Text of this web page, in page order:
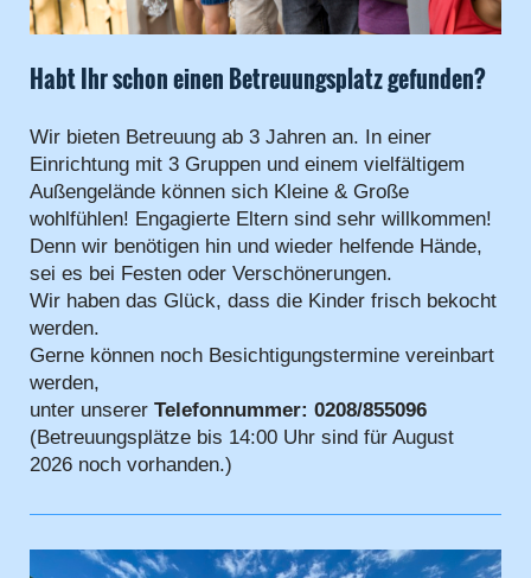
Habt Ihr schon einen Betreuungsplatz gefunden?
Wir bieten Betreuung ab 3 Jahren an. In einer
Einrichtung mit 3 Gruppen und einem vielfältigem
Außengelände können sich Kleine & Große
wohlfühlen! Engagierte Eltern sind sehr willkommen!
Denn wir benötigen hin und wieder helfende Hände,
sei es bei Festen oder Verschönerungen.
Wir haben das Glück, dass die Kinder frisch bekocht
werden.
Gerne können noch Besichtigungstermine vereinbart
werden,
unter unserer Telefonnummer: 0208/855096
(Betreuungsplätze bis 14:00 Uhr sind für August
2026 noch vorhanden.)